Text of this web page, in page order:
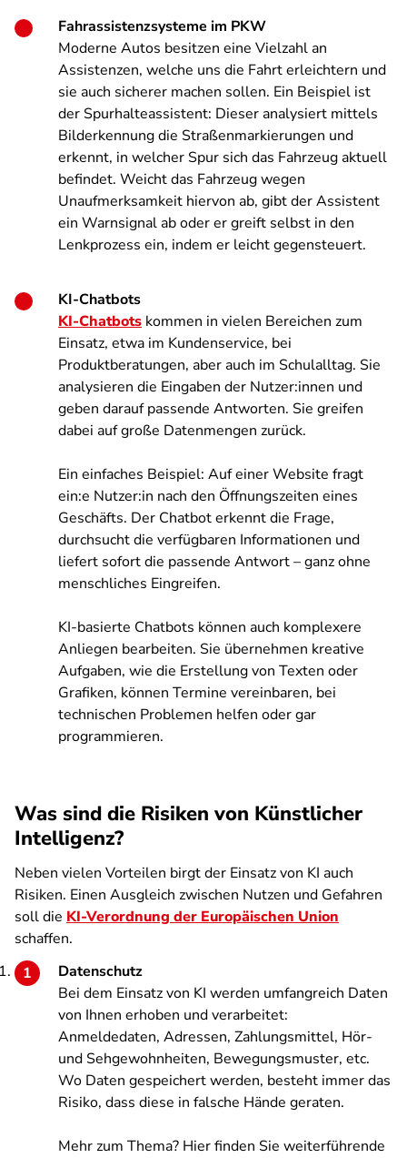
Fahrassistenzsysteme im PKW
Moderne Autos besitzen eine Vielzahl an
Assistenzen, welche uns die Fahrt erleichtern und
sie auch sicherer machen sollen. Ein Beispiel ist
der Spurhalteassistent: Dieser analysiert mittels
Bilderkennung die Straßenmarkierungen und
erkennt, in welcher Spur sich das Fahrzeug aktuell
befindet. Weicht das Fahrzeug wegen
Unaufmerksamkeit hiervon ab, gibt der Assistent
ein Warnsignal ab oder er greift selbst in den
Lenkprozess ein, indem er leicht gegensteuert.
KI-Chatbots
KI-Chatbots kommen in vielen Bereichen zum
Einsatz, etwa im Kundenservice, bei
Produktberatungen, aber auch im Schulalltag. Sie
analysieren die Eingaben der Nutzer:innen und
geben darauf passende Antworten. Sie greifen
dabei auf große Datenmengen zurück.
Ein einfaches Beispiel: Auf einer Website fragt
ein:e Nutzer:in nach den Öffnungszeiten eines
Geschäfts. Der Chatbot erkennt die Frage,
durchsucht die verfügbaren Informationen und
liefert sofort die passende Antwort – ganz ohne
menschliches Eingreifen.
KI-basierte Chatbots können auch komplexere
Anliegen bearbeiten. Sie übernehmen kreative
Aufgaben, wie die Erstellung von Texten oder
Grafiken, können Termine vereinbaren, bei
technischen Problemen helfen oder gar
programmieren.
Was sind die Risiken von Künstlicher
Intelligenz?
Neben vielen Vorteilen birgt der Einsatz von KI auch
Risiken. Einen Ausgleich zwischen Nutzen und Gefahren
soll die KI-Verordnung der Europäischen Union
schaffen.
Datenschutz
Bei dem Einsatz von KI werden umfangreich Daten
von Ihnen erhoben und verarbeitet:
Anmeldedaten, Adressen, Zahlungsmittel, Hör-
und Sehgewohnheiten, Bewegungsmuster, etc.
Wo Daten gespeichert werden, besteht immer das
Risiko, dass diese in falsche Hände geraten.
Mehr zum Thema? Hier finden Sie weiterführende